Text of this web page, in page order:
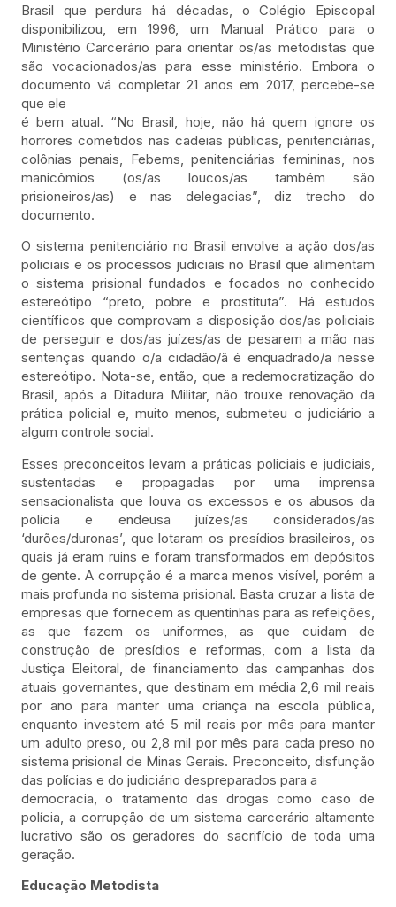
Brasil que perdura há décadas, o Colégio Episcopal
disponibilizou, em 1996, um Manual Prático para o
Ministério Carcerário para orientar os/as metodistas que
são vocacionados/as para esse ministério. Embora o
documento vá completar 21 anos em 2017, percebe-se
que ele
é bem atual. “No Brasil, hoje, não há quem ignore os
horrores cometidos nas cadeias públicas, penitenciárias,
colônias penais, Febems, penitenciárias femininas, nos
manicômios (os/as loucos/as também são
prisioneiros/as) e nas delegacias”, diz trecho do
documento.
O sistema penitenciário no Brasil envolve a ação dos/as
policiais e os processos judiciais no Brasil que alimentam
o sistema prisional fundados e focados no conhecido
estereótipo “preto, pobre e prostituta”. Há estudos
científicos que comprovam a disposição dos/as policiais
de perseguir e dos/as juízes/as de pesarem a mão nas
sentenças quando o/a cidadão/ã é enquadrado/a nesse
estereótipo. Nota-se, então, que a redemocratização do
Brasil, após a Ditadura Militar, não trouxe renovação da
prática policial e, muito menos, submeteu o judiciário a
algum controle social.
Esses preconceitos levam a práticas policiais e judiciais,
sustentadas e propagadas por uma imprensa
sensacionalista que louva os excessos e os abusos da
polícia e endeusa juízes/as considerados/as
‘durões/duronas’, que lotaram os presídios brasileiros, os
quais já eram ruins e foram transformados em depósitos
de gente. A corrupção é a marca menos visível, porém a
mais profunda no sistema prisional. Basta cruzar a lista de
empresas que fornecem as quentinhas para as refeições,
as que fazem os uniformes, as que cuidam de
construção de presídios e reformas, com a lista da
Justiça Eleitoral, de financiamento das campanhas dos
atuais governantes, que destinam em média 2,6 mil reais
por ano para manter uma criança na escola pública,
enquanto investem até 5 mil reais por mês para manter
um adulto preso, ou 2,8 mil por mês para cada preso no
sistema prisional de Minas Gerais. Preconceito, disfunção
das polícias e do judiciário despreparados para a
democracia, o tratamento das drogas como caso de
polícia, a corrupção de um sistema carcerário altamente
lucrativo são os geradores do sacrifício de toda uma
geração.
Educação Metodista